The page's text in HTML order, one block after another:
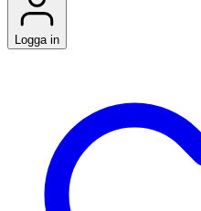
Logga in